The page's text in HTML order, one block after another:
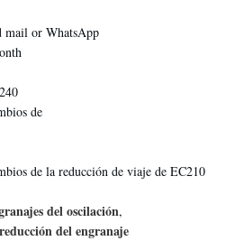
mail or WhatsApp
de
de la reducción de viaje de EC210
del oscilación,
del engranaje